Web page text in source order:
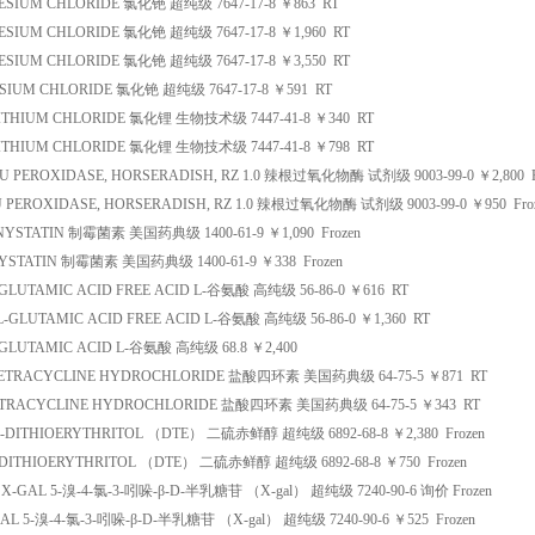
CHLORIDE 氯化铯 超纯级 7647-17-8 ￥ 863 RT
CHLORIDE 氯化铯 超纯级 7647-17-8 ￥ 1,960 RT
CHLORIDE 氯化铯 超纯级 7647-17-8 ￥ 3,550 RT
CHLORIDE 氯化铯 超纯级 7647-17-8 ￥ 591 RT
CHLORIDE 氯化锂 生物技术级 7447-41-8 ￥ 340 RT
CHLORIDE 氯化锂 生物技术级 7447-41-8 ￥ 798 RT
PEROXIDASE, HORSERADISH, RZ 1.0 辣根过氧化物酶 试剂级 9003-99-0 ￥ 2,800
PEROXIDASE, HORSERADISH, RZ 1.0 辣根过氧化物酶 试剂级 9003-99-0 ￥ 950
制霉菌素 美国药典级 1400-61-9 ￥ 1,090 Frozen
制霉菌素 美国药典级 1400-61-9 ￥ 338 Frozen
ACID FREE ACID L-谷氨酸 高纯级 56-86-0 ￥ 616 RT
GLUTAMIC ACID FREE ACID L-谷氨酸 高纯级 56-86-0 ￥ 1,360 RT
ACID L-谷氨酸 高纯级 68.8 ￥ 2,400
HYDROCHLORIDE 盐酸四环素 美国药典级 64-75-5 ￥ 871 RT
HYDROCHLORIDE 盐酸四环素 美国药典级 64-75-5 ￥ 343 RT
DITHIOERYTHRITOL （DTE）
二硫赤鲜醇 超纯级 6892-68-8 ￥ 2,380 Frozen
（DTE）
二硫赤鲜醇 超纯级 6892-68-8 ￥ 750 Frozen
X-GAL 5-溴-4-氯-3-吲哚-β-D-半乳糖苷 （X-gal） 超纯级 7240-90-6 询价 Frozen
5-溴-4-氯-3-吲哚-β-D-半乳糖苷 （X-gal） 超纯级 7240-90-6 ￥ 525 Frozen